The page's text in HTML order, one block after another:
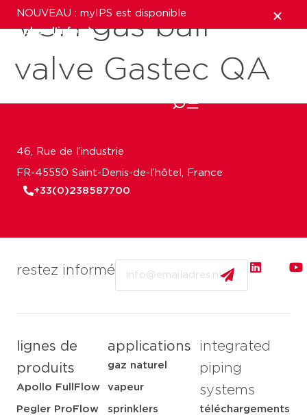
NOUVEAU : myIPS est disponible
plus d’infos
fermer
VSH gas ball
valve Gastec QA
restez informé
lignes de
produits
Apollo FullFlow
Pegler ProFlow
applications
gaz naturel
vapeur
sprinklers
integrated
piping
systems
téléchargements
46, Rue de l’industrie
FR-45550 Saint-Denis-de-l’hôtel, France
+33(0)238587700